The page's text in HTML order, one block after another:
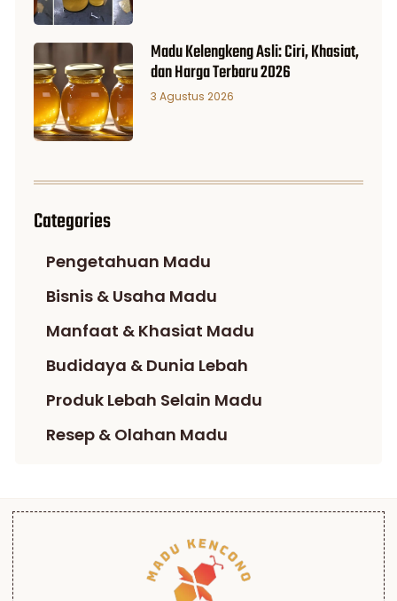
Madu Kelengkeng Asli: Ciri, Khasiat,
dan Harga Terbaru 2026
3 Agustus 2026
Categories
Pengetahuan Madu
Bisnis & Usaha Madu
Manfaat & Khasiat Madu
Budidaya & Dunia Lebah
Produk Lebah Selain Madu
Resep & Olahan Madu